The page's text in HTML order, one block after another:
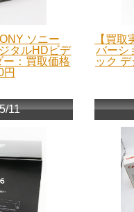
ソニー
タルHDビデ
ー：買取価格
円
【買
バーシ
ック
11